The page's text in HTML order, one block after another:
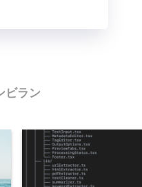
ビラン